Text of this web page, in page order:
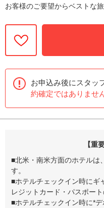
お客様のご要望からベストな
お申込み後にスタッ
約確定ではありませ
【重
■北米・南米方面のホテルは
す。
■ホテルチェックイン時にギ
レジットカード・パスポー
■ホテルチェックイン時に*